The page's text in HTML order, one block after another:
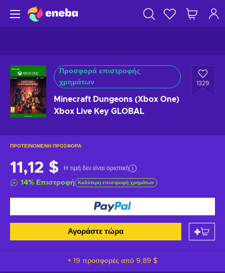
Προσφορά επιστροφής
χρημάτων
Minecraft Dungeons (Xbox One)
Xbox Live Key GLOBAL
1329
ΠΡΟΤΕΙΝΌΜΕΝΗ ΠΡΟΣΦΟΡΆ
11,12 $ Η τιμή δεν είναι οριστική
14% Επιστροφή Καλύτερη επιστροφή χρημάτων
Αγοράστε τώρα
+ 19 προσφορές από 9,89 $